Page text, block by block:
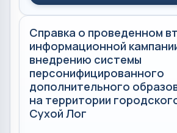
Справка о проведенном
информационной
внедрению системы
персонифицированного
дополнительного
на территории
Сухой Лог